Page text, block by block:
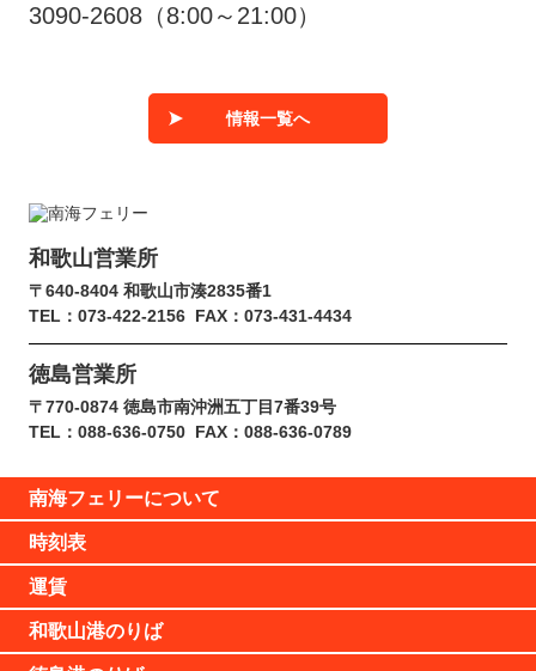
3090-2608（8:00～21:00）
情報一覧へ
和歌山営業所
〒640-8404 和歌山市湊2835番1
TEL：073-422-2156 FAX：073-431-4434
徳島営業所
〒770-0874 徳島市南沖洲五丁目7番39号
TEL：088-636-0750 FAX：088-636-0789
南海フェリーについて
時刻表
運賃
和歌山港のりば